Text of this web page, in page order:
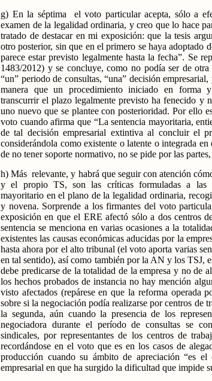
g) En la séptima
el voto particular acepta, sólo a
examen de la legalidad ordinaria, y creo que lo hace
tratado de destacar en mi exposición: que la tesis
otro posterior, sin que en el primero se haya adoptado
parece estar previsto legalmente hasta la fecha”. Se
1483/2012) y se concluye, como no podía ser de
“un” periodo de consultas, “una” decisión
manera que un procedimiento iniciado en forma
transcurrir el plazo legalmente previsto ha fenecido y
uno nuevo que se plantee con posterioridad. Por ello
voto cuando afirma que “La sentencia mayoritaria,
de tal decisión empresarial extintiva al concluir el
considerándola como existente o latente o integrada
de no tener soporte normativo, no se pide por las
h) Más relevante, y habrá que seguir con atención
y el propio TS, son las críticas formuladas a las
mayoritario en el plano de la legalidad ordinaria,
y novena. Sorprende a los firmantes del voto
exposición en que el ERE afectó sólo a dos centros
sentencia se menciona en varias ocasiones a la
existentes las causas económicas aducidas por la
hasta ahora por el alto tribunal (el voto aporta varias
en tal sentido), así como también por la AN y los TSJ,
debe predicarse de la totalidad de la empresa y no de
los hechos probados de instancia no hay mención
visto afectados (repárese en que la reforma operada
sobre si la negociación podía realizarse por centros de
la segunda, aún cuando la presencia de los
negociadora durante el período de consultas se
sindicales, por representantes de los centros de
recordándose en el voto que es en los casos de
producción cuando su ámbito de apreciación “es
empresarial en que ha surgido la dificultad que impide